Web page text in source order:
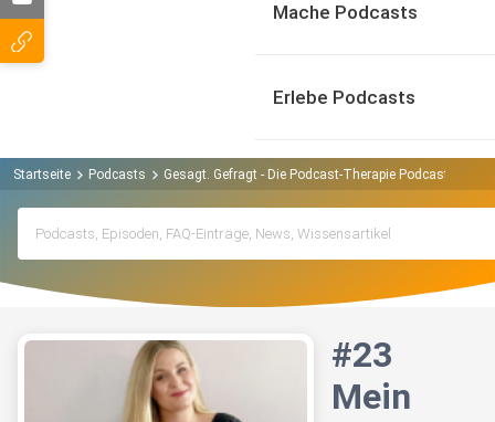
Mache Podcasts
Erlebe Podcasts
Startseite Podcasts Gesagt. Gefragt - Die Podcast-Therapie Podcast
#23
Mein